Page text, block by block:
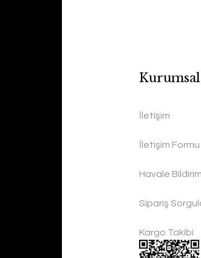
Kurumsal
İletişim
İletişim Formu
Havale
Sipariş
Kargo Takibi